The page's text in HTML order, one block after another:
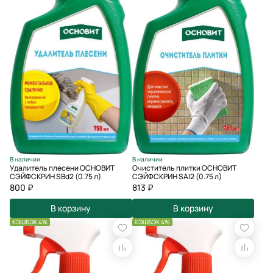
В наличии
Удалитель плесени ОСНОВИТ
СЭЙФСКРИН SBd2 (0.75 л)
800 ₽
В корзину
В наличии
Очиститель плитки ОСНОВИТ
СЭЙФСКРИН SAl2 (0.75 л)
813 ₽
В корзину
КЭШБЭК 4% КЭШБЭК 4%